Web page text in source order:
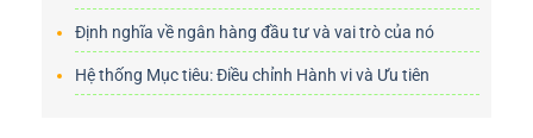
Định nghĩa về ngân hàng đầu tư và vai trò của nó
Hệ thống Mục tiêu: Điều chỉnh Hành vi và Ưu tiên